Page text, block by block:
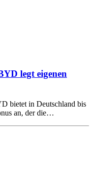
legt eigenen
bietet in Deutschland bis
an, der die…